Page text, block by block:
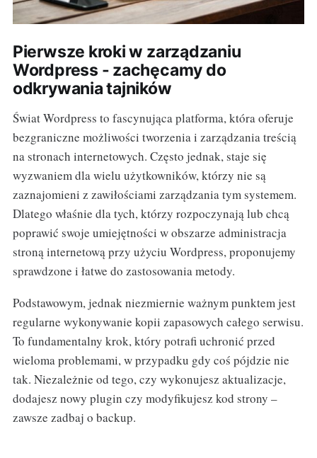
Pierwsze kroki w zarządzaniu
Wordpress - zachęcamy do
odkrywania tajników
Świat Wordpress to fascynująca platforma, która oferuje
bezgraniczne możliwości tworzenia i zarządzania treścią
na stronach internetowych. Często jednak, staje się
wyzwaniem dla wielu użytkowników, którzy nie są
zaznajomieni z zawiłościami zarządzania tym systemem.
Dlatego właśnie dla tych, którzy rozpoczynają lub chcą
poprawić swoje umiejętności w obszarze administracja
stroną internetową przy użyciu Wordpress, proponujemy
sprawdzone i łatwe do zastosowania metody.
Podstawowym, jednak niezmiernie ważnym punktem jest
regularne wykonywanie kopii zapasowych całego serwisu.
To fundamentalny krok, który potrafi uchronić przed
wieloma problemami, w przypadku gdy coś pójdzie nie
tak. Niezależnie od tego, czy wykonujesz aktualizacje,
dodajesz nowy plugin czy modyfikujesz kod strony –
zawsze zadbaj o backup.